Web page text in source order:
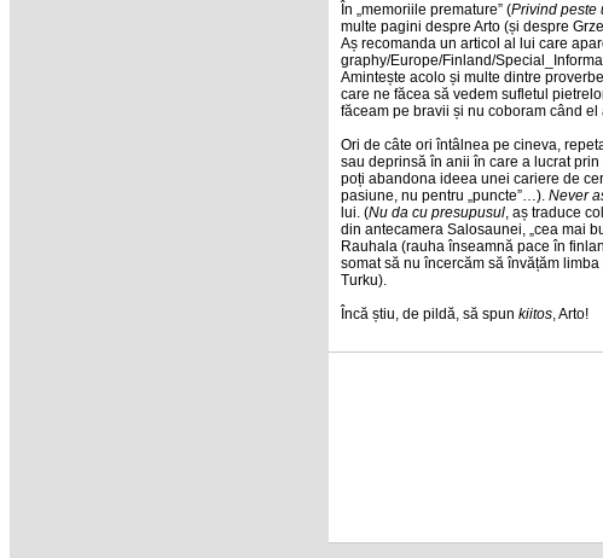
În „memoriile premature” (Privind peste
multe pagini despre Arto (și despre
Aș recomanda un articol al lui care
graphy/Europe/Finland/
Amintește acolo și multe dintre
care ne făcea să vedem sufletul
făceam pe bravii și nu coboram când
Ori de câte ori întâlnea pe cineva,
sau deprinsă în anii în care a lucrat
poți abandona ideea unei cariere de
pasiune, nu pentru „puncte”…). Never
lui. (Nu da cu presupusul, aș traduce
din antecamera Salosaunei, „cea mai
Rauhala (rauha înseamnă pace în
somat să nu încercăm să învățăm
Turku).
Încă știu, de pildă, să spun kiitos, Arto!